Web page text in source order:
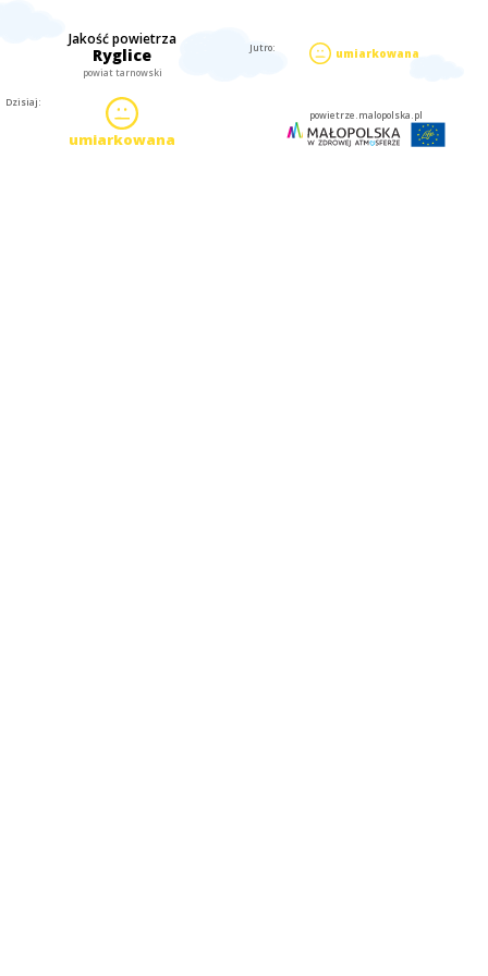
Jakość powietrza
Ryglice
powiat tarnowski
Dzisiaj:
umiarkowana
Jutro: umiarkowana
powietrze.malopolska.pl